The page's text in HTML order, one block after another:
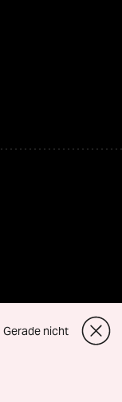
Gerade nicht